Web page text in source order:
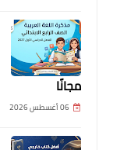
مجانًا
06 أغسطس 2026